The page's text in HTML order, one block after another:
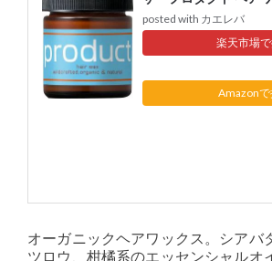
posted with カエレバ
楽天市場
Amazon
オーガニックヘアワックス。シアバ
ツロウ、柑橘系のエッセンシャルオ